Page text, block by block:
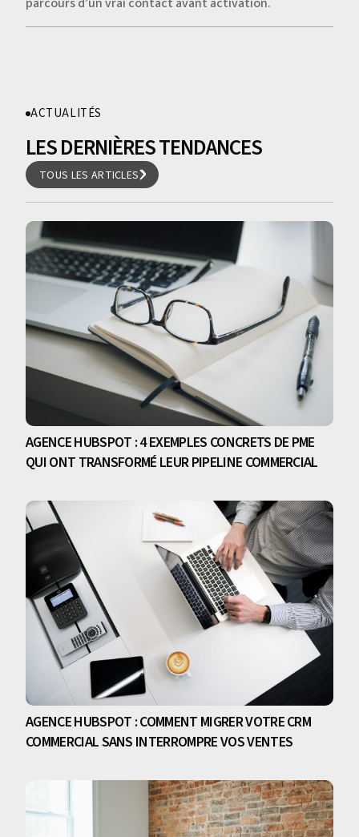
ACTUALITÉS
LES DERNIÈRES TENDANCES
TOUS LES ARTICLES
TOUS LES ARTICLES
AGENCE HUBSPOT : 4 EXEMPLES CONCRETS DE PME
QUI ONT TRANSFORMÉ LEUR PIPELINE COMMERCIAL
AGENCE HUBSPOT : COMMENT MIGRER VOTRE CRM
COMMERCIAL SANS INTERROMPRE VOS VENTES